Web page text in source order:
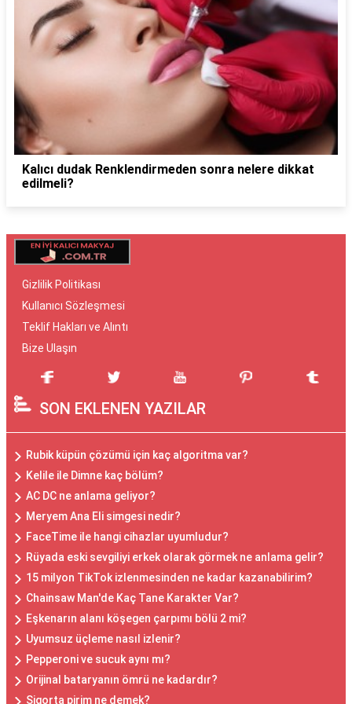
Kalıcı dudak Renklendirmeden sonra nelere dikkat
edilmeli?
Gizlilik Politikası
Kullanıcı Sözleşmesi
Teklif Hakları ve Alıntı
Bize Ulaşın
SON EKLENEN YAZILAR
Rubik küpün çözümü için kaç algoritma var?
Kelile ile Dimne kaç bölüm?
AC DC ne anlama geliyor?
Meryem Ana Eli simgesi nedir?
FaceTime ile hangi cihazlar uyumludur?
Rüyada eski sevgiliyi erkek olarak görmek ne anlama gelir?
15 milyon TikTok izlenmesinden ne kadar kazanabilirim?
Chainsaw Man'de Kaç Tane Karakter Var?
Eşkenarın alanı köşegen çarpımı bölü 2 mi?
Uyumsuz üçleme nasıl izlenir?
Pepperoni ve sucuk aynı mı?
Orijinal bataryanın ömrü ne kadardır?
Sigorta pirim ne demek?